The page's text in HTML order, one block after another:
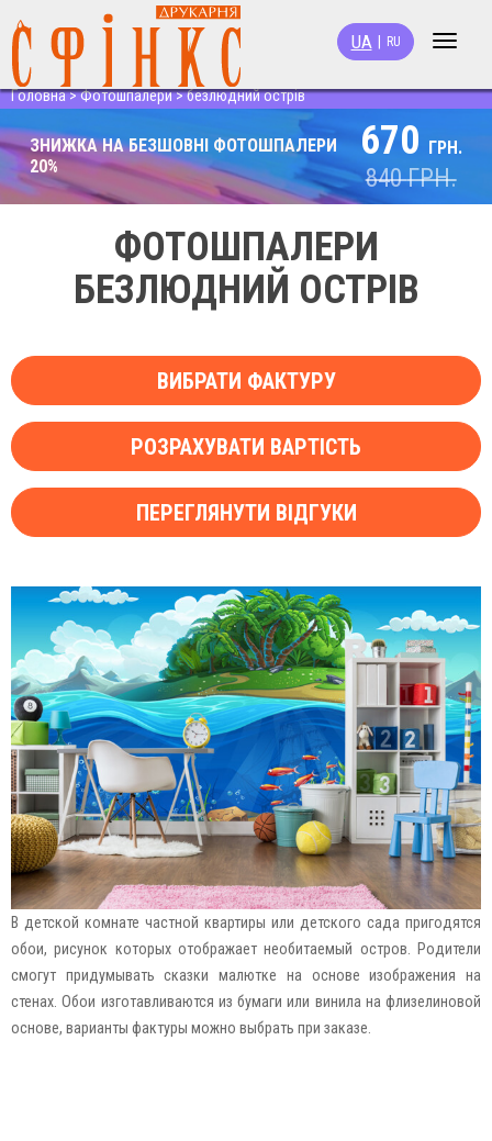
Toggle
UA RU
Головна>Фотошпалери>безлюдний острів
ЗНИЖКА НА БЕЗШОВНІ ФОТОШПАЛЕРИ
20%
670 ГРН.
840ГРН.
ФОТОШПАЛЕРИ
БЕЗЛЮДНИЙ ОСТРІВ
ВИБРАТИ ФАКТУРУ
РОЗРАХУВАТИ ВАРТІСТЬ
ПЕРЕГЛЯНУТИ ВІДГУКИ
В детской комнате частной квартиры или детского сада пригодятся
обои, рисунок которых отображает необитаемый остров. Родители
смогут придумывать сказки малютке на основе изображения на
стенах. Обои изготавливаются из бумаги или винила на флизелиновой
основе, варианты фактуры можно выбрать при заказе.